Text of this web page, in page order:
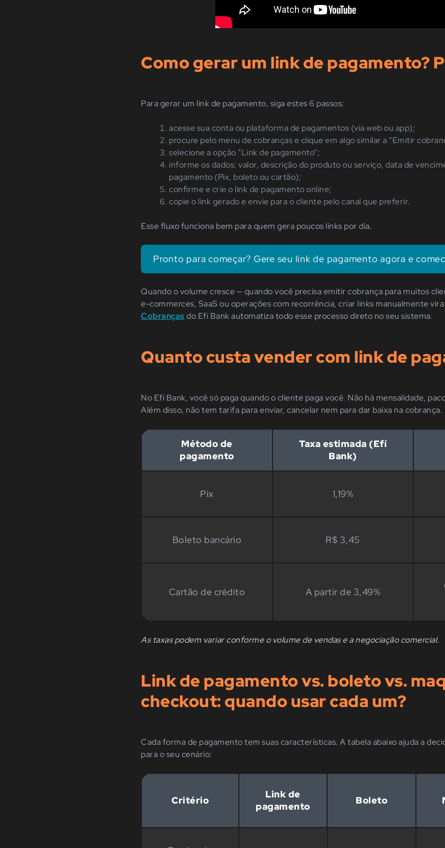
Como gerar um link de pagamento?
Para gerar um link de pagamento, siga estes 6 passos:
acesse sua conta ou plataforma de pagamentos (via web ou app);
procure pelo menu de cobranças e clique em algo similar a “Emitir
selecione a opção “Link de pagamento”;
informe os dados: valor, descrição do produto ou serviço, data de
pagamento (Pix, boleto ou cartão);
confirme e crie o link de pagamento online;
copie o link gerado e envie para o cliente pelo canal que preferir.
Esse fluxo funciona bem para quem gera poucos links por dia.
Pronto para começar? Gere seu link de pagamento agora e
Quando o volume cresce — quando você precisa emitir cobrança para muitos
e-commerces, SaaS ou operações com recorrência, criar links manualmente vira
Cobrançasdo Efí Bank automatiza todo esse processo direto no seu sistema.
Quanto custa vender com link de
No Efí Bank, você só paga quando o cliente paga você. Não há mensalidade,
Além disso, não tem tarifa para enviar, cancelar nem para dar baixa na cobrança.
Método de
pagamento
Taxa estimada (Efí
Bank)
Pix 1,19%
Boleto bancário R$ 3,45
Cartão de crédito A partir de 3,49%
As taxas podem variar conforme o volume de vendas e a negociação comercial.
Link de pagamento vs. boleto vs.
checkout: quando usar cada um?
Cada forma de pagamento tem suas características. A tabela abaixo ajuda a
para o seu cenário:
Critério
Link de
pagamento
Boleto